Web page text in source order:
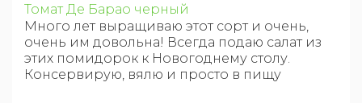
Томат Де Барао черный
Много лет выращиваю этот сорт и очень,
очень им довольна! Всегда подаю салат из
этих помидорок к Новогоднему столу.
Консервирую, вялю и просто в пищу